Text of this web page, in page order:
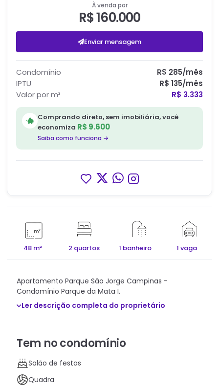
48 m² 2 quartos 1 banheiro 1 vaga
Apartamento Parque São Jorge Campinas -
Condomínio Parque da Mata I.
Ler descrição completa do proprietário
Tem no condomínio
Salão de festas
Quadra
À venda por
R$ 160.000
Enviar mensagem
Condomínio R$ 285/mês
IPTU
R$ 135/mês
Valor por m²
R$ 3.333
Comprando direto, sem imobiliária, você
economiza R$ 9.600
Saiba como funciona →